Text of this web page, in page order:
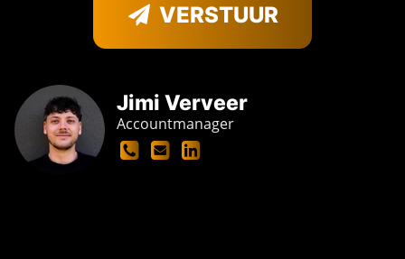
Jimi Verveer
Accountmanager
VERSTUUR